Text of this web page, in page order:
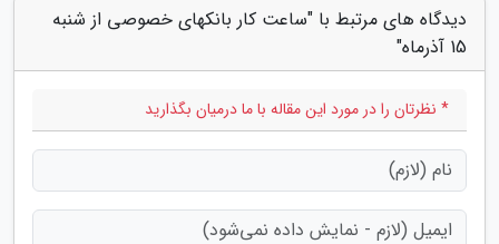
دیدگاه های مرتبط با "ساعت کار بانکهای خصوصی از شنبه
15 آذرماه"
* نظرتان را در مورد این مقاله با ما درمیان بگذارید